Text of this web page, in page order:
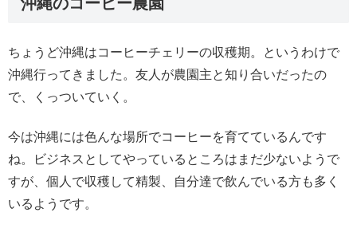
ちょうど沖縄はコーヒーチェリーの収穫期。というわけで
沖縄行ってきました。友人が農園主と知り合いだったの
で、くっついていく。
今は沖縄には色んな場所でコーヒーを育てているんです
ね。ビジネスとしてやっているところはまだ少ないようで
すが、個人で収穫して精製、自分達で飲んでいる方も多く
いるようです。